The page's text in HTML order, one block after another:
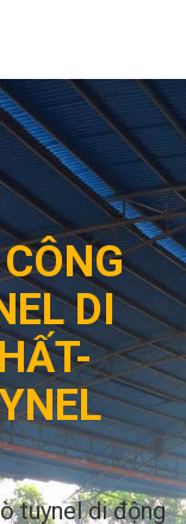
DI
tuynel di động